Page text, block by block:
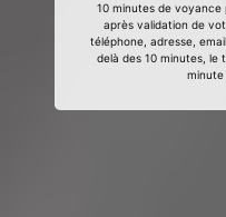
10 minutes de voyance
après validation de
téléphone, adresse,
delà des 10 minutes, le
minute